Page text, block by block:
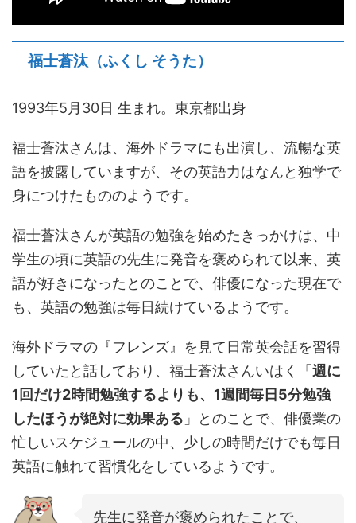
福士蒼汰（ふくし そうた）
1993年5月30日 生まれ。東京都出身
福士蒼汰さんは、海外ドラマにも出演し、流暢な英
語を披露していますが、その英語力はなんと独学で
身につけたもののようです。
福士蒼汰さんが英語の勉強を始めたきっかけは、中
学生の頃に英語の先生に発音を褒められて以来、英
語が好きになったとのことで、俳優になった現在で
も、英語の勉強は毎日続けているようです。
海外ドラマの『フレンズ』を見て日常英会話を習得
していたと話しており、福士蒼汰さんいはく「 週に
1回だけ2時間勉強するよりも、1週間毎日5分勉強
したほうが絶対に効果ある 」とのことで、俳優業の
忙しいスケジュールの中、少しの時間だけでも毎日
英語に触れて習慣化をしているようです。
先生に発音が褒められたことで、